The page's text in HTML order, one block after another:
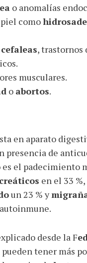
o anomalías
como
cefaleas, trastornos
musculares.
o abortos.
en aparato
presencia de
es el padecimiento
en el 33 %,
un 23 % y
desde la F
tener más